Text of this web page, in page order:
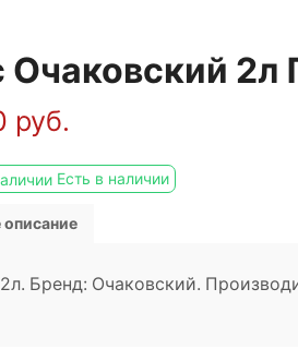
Очаковский 2л
руб.
Есть в наличии
описание
Бренд: Очаковский.